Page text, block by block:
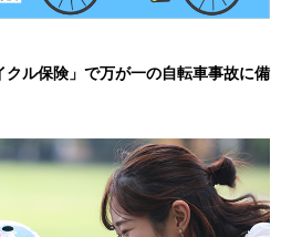
ル保険」で万が一の自転車事故に備